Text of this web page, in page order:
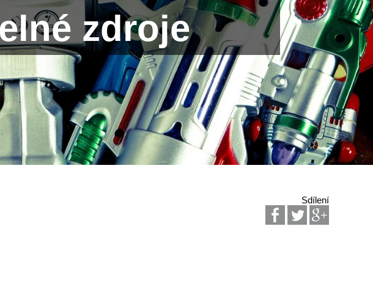
zdroje
Sdílení